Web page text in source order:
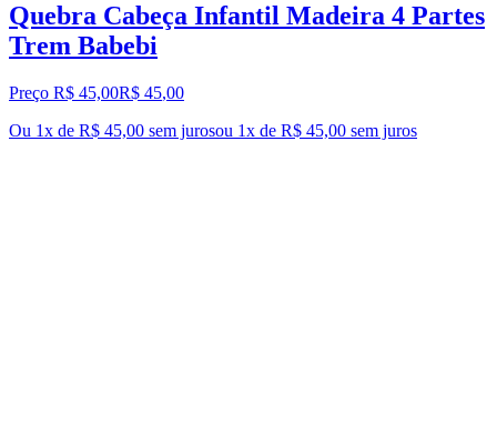
Quebra Cabeça Infantil Madeira 4 Partes
Trem Babebi
Preço R$ 45,00R$ 45,00
Ou 1x de R$ 45,00 sem jurosou 1x de R$ 45,00 sem juros